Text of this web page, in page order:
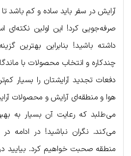
آرایش در سفر باید ساده و کم باشد
صرفه‌جویی کرد! این اولین نکته‌ای
داشته باشید! بنابراین بهترین
چندکاره و انتخاب محصولات با
دفعات تجدید آرایشتان را بسیار
هوا و منطقه‌ای آرایش و محصولات
می‌طلبد که رعایت آن بسیار به
می‌کند. نگران نباشید! در ادامه
منطقه صحبت خواهیم کرد. بیایید